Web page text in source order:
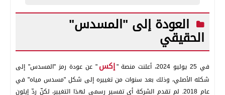
العودة إلى "المسدس"
الحقيقي
في 25 يوليو 2024، أعلنت منصة " إكس " عن عودة رمز "المسدس" إلى
شكله الأصلي، وذلك بعد سنوات من تغييره إلى شكل "مسدس مياه" في
عام 2018. لم تقدم الشركة أي تفسير رسمي لهذا التغيير، لكنّ ردّ إيلون